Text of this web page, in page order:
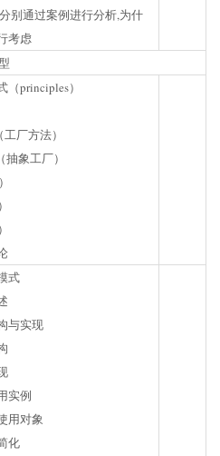
别通过案例进行分析,为什
考虑
principles）
厂方法）
抽象工厂）
式
与实现
实例
用对象
化